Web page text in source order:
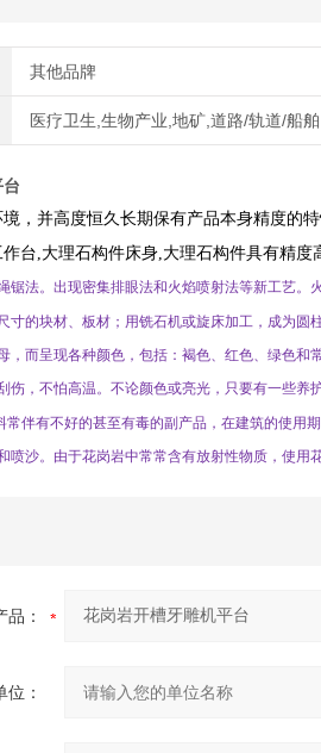
其他品牌
医疗卫生,生物产业,地矿,道路/轨道/船
，并高度恒久长期保有产品本身精度的
台,大理石构件床身,大理石构件具有精度
锯法。出现密集排眼法和火焰喷射法等新工艺
寸的块材、板材；用铣石机或旋床加工，成为
，而呈现各种颜色，包括：褐色、红色、绿色
伤，不怕高温。不论颜色或亮光，只要有一些
常伴有不好的甚至有毒的副产品，在建筑的使用
喷沙。由于花岗岩中常常含有放射性物质，使
品：
位：